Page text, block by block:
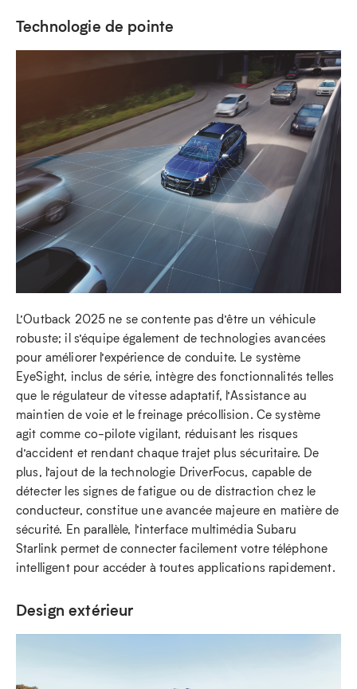
Technologie de pointe
L’Outback 2025 ne se contente pas d’être un véhicule
robuste; il s’équipe également de technologies avancées
pour améliorer l’expérience de conduite. Le système
EyeSight, inclus de série, intègre des fonctionnalités telles
que le régulateur de vitesse adaptatif, l’Assistance au
maintien de voie et le freinage précollision. Ce système
agit comme co-pilote vigilant, réduisant les risques
d’accident et rendant chaque trajet plus sécuritaire. De
plus, l’ajout de la technologie DriverFocus, capable de
détecter les signes de fatigue ou de distraction chez le
conducteur, constitue une avancée majeure en matière de
sécurité. En parallèle, l’interface multimédia Subaru
Starlink permet de connecter facilement votre téléphone
intelligent pour accéder à toutes applications rapidement.
Design extérieur